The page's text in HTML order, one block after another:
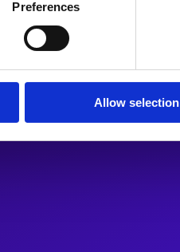
Preferences
Allow selection